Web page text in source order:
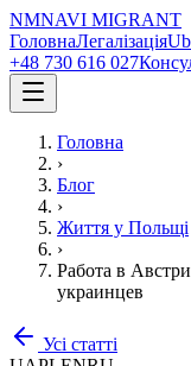
NMNAVI MIGRANT
ГоловнаЛегалізація
+48 730 616 027
Головна
›
Блог
›
Життя у Польщі
›
Работа в
украинцев
Усі статті